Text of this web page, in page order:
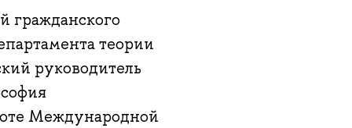
гражданского
теории
руководитель
Международной